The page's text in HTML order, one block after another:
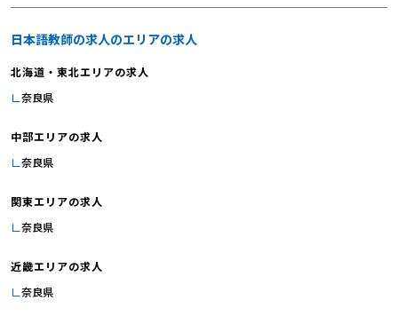
日本語教師の求人のエリアの求人
北海道・東北エリアの求人
奈良県
中部エリアの求人
奈良県
関東エリアの求人
奈良県
近畿エリアの求人
奈良県